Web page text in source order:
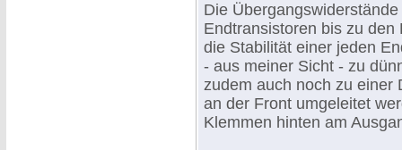
Die
Endtransistoren bis zu den
die Stabilität einer jeden
- aus meiner Sicht - zu
zudem auch noch zu einer
an der Front umgeleitet
Klemmen hinten am